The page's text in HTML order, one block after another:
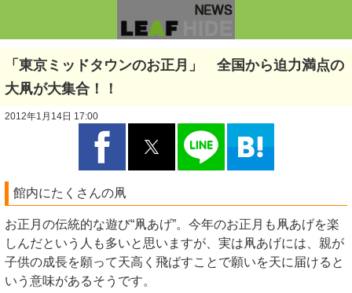
「東京ミッドタウンのお正月」 全国から迫力満点の
大凧が大集合！！
2012年1月14日 17:00
館内にたくさんの凧
お正月の伝統的な遊び“凧あげ”。今年のお正月も凧あげを楽
しんだという人も多いと思いますが、実は凧あげには、親が
子供の成長を願って天高く飛ばすことで願いを天に届けると
いう意味があるそうです。